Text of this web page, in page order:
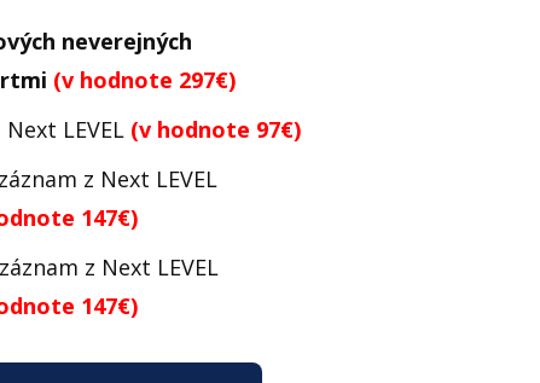
neverejných
(v hodnote 297€)
LEVEL (v hodnote 97€)
z Next LEVEL
147€)
z Next LEVEL
147€)